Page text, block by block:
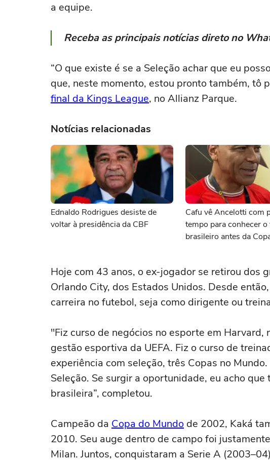
a equipe.
Receba as principais notícias direto no
“O que existe é se a Seleção achar que eu
que, neste momento, estou pronto também, tô
final da Kings League, no Allianz Parque.
Notícias relacionadas
Ednaldo Rodrigues desiste de
voltar à presidência da CBF
Cafu vê Ancelotti com
tempo para conhecer o
brasileiro antes da
Hoje com 43 anos, o ex-jogador se retirou dos
Orlando City, dos Estados Unidos. Desde
carreira no futebol, seja como dirigente ou
"Fiz curso de negócios no esporte em Harvard,
gestão esportiva da UEFA. Fiz o curso de
experiência com seleção, três Copas no
Seleção. Se surgir a oportunidade, eu acho
brasileira”, completou.
Campeão da Copa do Mundo de 2002, Kaká
2010. Seu auge dentro de campo foi
Milan. Juntos, conquistaram a Serie A